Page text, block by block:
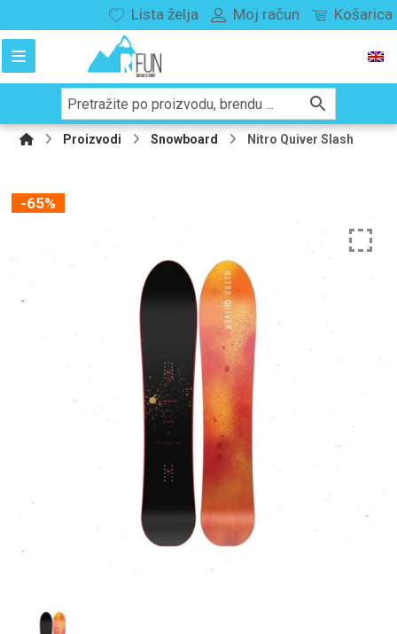
Lista želja Moj račun Košarica
Proizvodi Snowboard Nitro Quiver Slash
-65%